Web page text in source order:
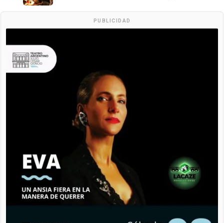
PUBLICIDAD